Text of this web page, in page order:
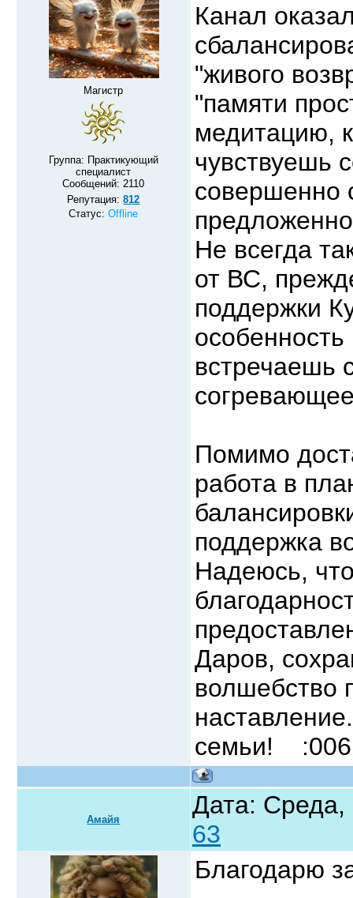
Магистр
Группа: Практикующий
специалист
Сообщений: 2110
Репутация:812
Статус:Offline
Канал
"живого
"памяти
медитацию,
чувствуешь
совершенно
Не всегда
от ВС,
поддержки
встречаешь
Помимо
работа в
поддержка
Надеюсь,
Даров,
волшебство
семьи!
Амайя
Дата:
63
Благодарю